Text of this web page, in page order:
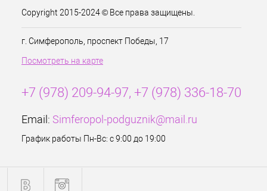
Copyright 2015-2024 © Все права защищены.
г. Симферополь, проспект Победы, 17
Посмотреть на карте
+7 (978) 209-94-97, +7 (978) 336-18-70
Email: Simferopol-podguznik@mail.ru
График работы Пн-Вс: с 9:00 до 19:00